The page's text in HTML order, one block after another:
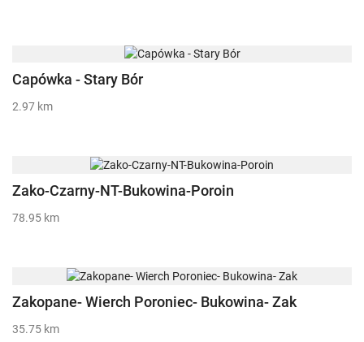
Capówka - Stary Bór
2.97 km
Zako-Czarny-NT-Bukowina-Poroin
78.95 km
Zakopane- Wierch Poroniec- Bukowina- Zak
35.75 km